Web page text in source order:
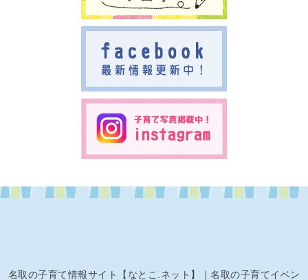
名取の子育て情報サイト【なとこ.ネット】｜名取の子育てイベン